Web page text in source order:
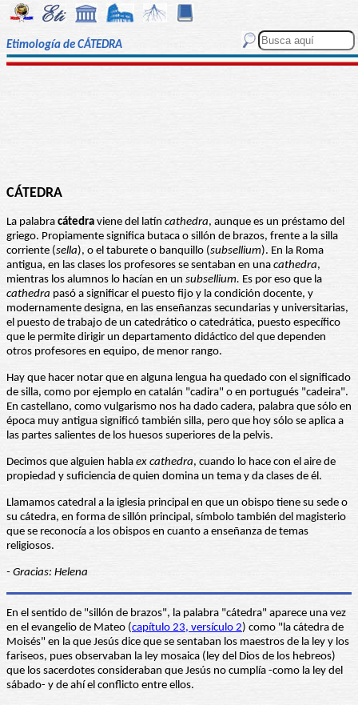
Etimología de CÁTEDRA
CÁTEDRA
La palabra cátedra viene del latín cathedra, aunque es un préstamo del
griego. Propiamente significa butaca o sillón de brazos, frente a la silla
corriente (sella), o el taburete o banquillo (subsellium). En la Roma
antigua, en las clases los profesores se sentaban en una cathedra,
mientras los alumnos lo hacían en un subsellium. Es por eso que la
cathedra pasó a significar el puesto fijo y la condición docente, y
modernamente designa, en las enseñanzas secundarias y universitarias,
el puesto de trabajo de un catedrático o catedrática, puesto específico
que le permite dirigir un departamento didáctico del que dependen
otros profesores en equipo, de menor rango.
Hay que hacer notar que en alguna lengua ha quedado con el significado
de silla, como por ejemplo en catalán "cadira" o en portugués "cadeira".
En castellano, como vulgarismo nos ha dado cadera, palabra que sólo en
época muy antigua significó también silla, pero que hoy sólo se aplica a
las partes salientes de los huesos superiores de la pelvis.
Decimos que alguien habla ex cathedra, cuando lo hace con el aire de
propiedad y suficiencia de quien domina un tema y da clases de él.
Llamamos catedral a la iglesia principal en que un obispo tiene su sede o
su cátedra, en forma de sillón principal, símbolo también del magisterio
que se reconocía a los obispos en cuanto a enseñanza de temas
religiosos.
- Gracias: Helena
En el sentido de "sillón de brazos", la palabra "cátedra" aparece una vez
en el evangelio de Mateo (capítulo 23, versículo 2) como "la cátedra de
Moisés" en la que Jesús dice que se sentaban los maestros de la ley y los
fariseos, pues observaban la ley mosaica (ley del Dios de los hebreos)
que los sacerdotes consideraban que Jesús no cumplía -como la ley del
sábado- y de ahí el conflicto entre ellos.